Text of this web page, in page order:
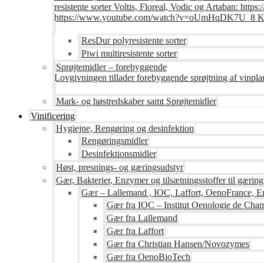
resistente sorter Voltis, Floreal, Vodic og Artaban:
https://www.youtube.com/watch?v=oUmHqDK7U_8
ResDur polyresistente sorter
Piwi multiresistente sorter
Sprøjtemidler – forebyggende
Lovgivningen tillader forebyggende sprøjtning af
Mark- og høstredskaber samt Sprøjtemidler
Vinificering
Hygiejne, Rengøring og desinfektion
Rengøringsmidler
Desinfektionsmidler
Høst, presnings- og gæringsudstyr
Gær, Bakterier, Enzymer og tilsætningsstoffer til gæring
Gær – Lallemand , IOC, Laffort, OenoFrance,
Gær fra IOC – Institut Oenologie de
Gær fra Lallemand
Gær fra Laffort
Gær fra Christian Hansen/Novozymes
Gær fra OenoBioTech